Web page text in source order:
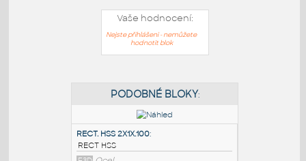
Vaše hodnocení:
Nejste přihlášeni - nemůžete
hodnotit blok